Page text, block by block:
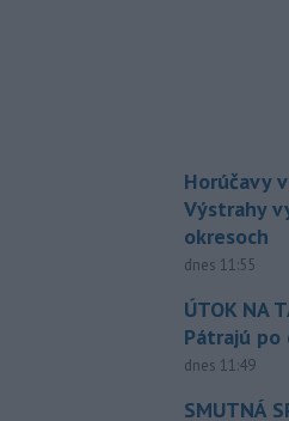
Horúčavy
Výstrahy
okresoch
dnes 11:55
ÚTOK NA
Pátrajú po
dnes 11:49
SMUTNÁ